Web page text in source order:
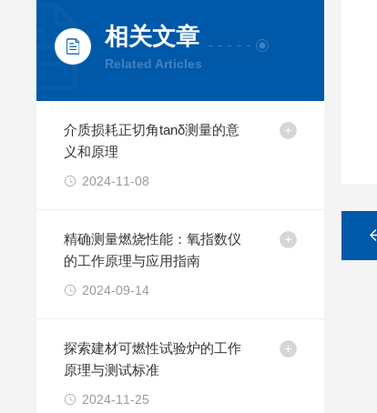
相关文章
Related Articles
介质损耗正切角tanδ测量的意
义和原理
2024-11-08
精确测量燃烧性能：氧指数仪
的工作原理与应用指南
2024-09-14
探索建材可燃性试验炉的工作
原理与测试标准
2024-11-25